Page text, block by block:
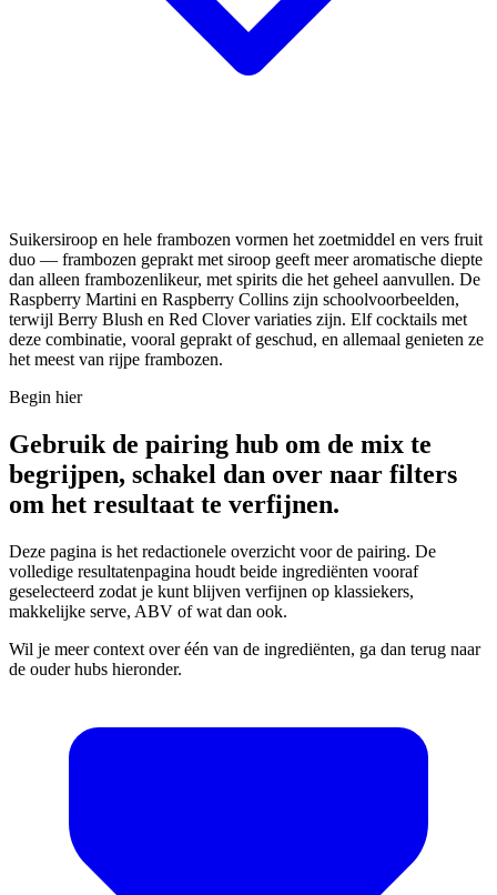
Suikersiroop en hele frambozen vormen het zoetmiddel en vers fruit
duo — frambozen geprakt met siroop geeft meer aromatische diepte
dan alleen frambozenlikeur, met spirits die het geheel aanvullen. De
Raspberry Martini en Raspberry Collins zijn schoolvoorbeelden,
terwijl Berry Blush en Red Clover variaties zijn. Elf cocktails met
deze combinatie, vooral geprakt of geschud, en allemaal genieten ze
het meest van rijpe frambozen.
Begin hier
Gebruik de pairing hub om de mix te
begrijpen, schakel dan over naar filters
om het resultaat te verfijnen.
Deze pagina is het redactionele overzicht voor de pairing. De
volledige resultatenpagina houdt beide ingrediënten vooraf
geselecteerd zodat je kunt blijven verfijnen op klassiekers,
makkelijke serve, ABV of wat dan ook.
Wil je meer context over één van de ingrediënten, ga dan terug naar
de ouder hubs hieronder.